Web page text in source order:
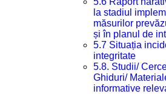
la stadiul
măsurilor
și în planul de
5.7 Situația
integritate
5.8. Studii/
Ghiduri/
informative